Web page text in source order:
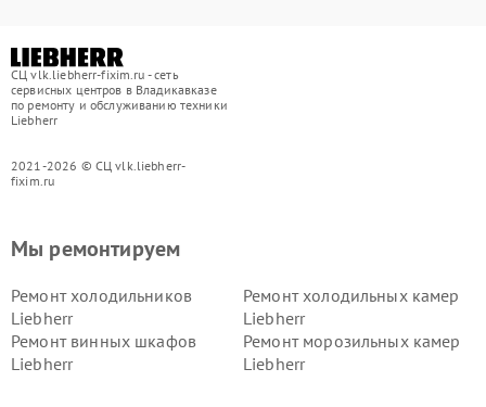
СЦ vlk.liebherr-fixim.ru - сеть
сервисных центров в Владикавказе
по ремонту и обслуживанию техники
Liebherr
2021-2026 © СЦ vlk.liebherr-
fixim.ru
Мы ремонтируем
Ремонт холодильников
Liebherr
Ремонт холодильных камер
Liebherr
Ремонт винных шкафов
Liebherr
Ремонт морозильных камер
Liebherr